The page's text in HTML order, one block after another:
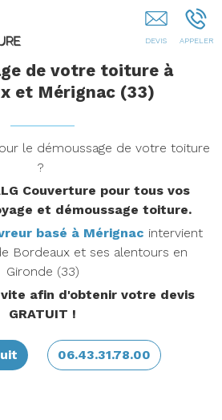
de votre toiture à
et Mérignac (33)
le démoussage de votre toiture
?
Couverture pour tous vos
et démoussage toiture.
basé à Mérignac intervient
Bordeaux et ses alentours en
Gironde (33)
afin d'obtenir votre devis
GRATUIT !
06.43.31.78.00